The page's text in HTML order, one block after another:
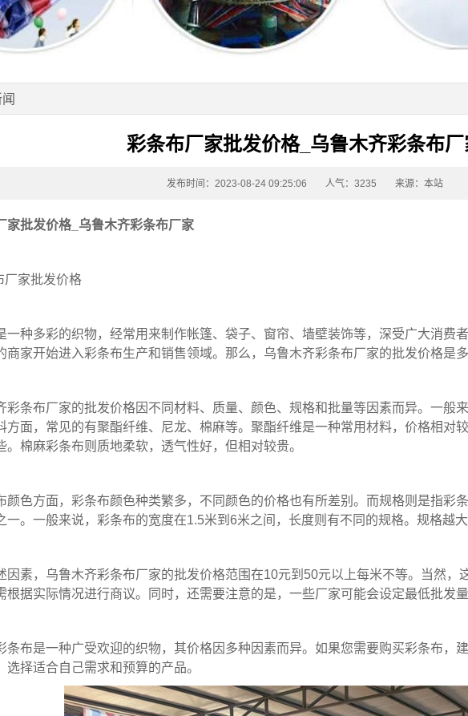
彩条布厂家批发价格_乌鲁木齐彩条布厂
发布时间：2023-08-24 09:25:06 人气：3235 来源：本站
家批发价格_乌鲁木齐彩条布厂家
厂家批发价格
一种多彩的织物，经常用来制作帐篷、袋子、窗帘、墙壁装饰等，深受广大消费
商家开始进入彩条布生产和销售领域。那么，乌鲁木齐彩条布厂家的批发价格是多
彩条布厂家的批发价格因不同材料、质量、颜色、规格和批量等因素而异。一般
方面，常见的有聚酯纤维、尼龙、棉麻等。聚酯纤维是一种常用材料，价格相对
。棉麻彩条布则质地柔软，透气性好，但相对较贵。
颜色方面， 彩条布颜色种类繁多，不同颜色的价格也有所差别。而规格则是指彩
一。一般来说， 彩条布的宽度在1.5米到6米之间，长度则有不同的规格。规格越大
因素，乌鲁木齐彩条布厂家的批发价格范围在10元到50元以上每米不等。当然，
根据实际情况进行商议。同时，还需要注意的是，一些厂家可能会设定最低批发量
条布是一种广受欢迎的织物，其价格因多种因素而异。如果您需要购买彩条布 ，
选择适合自己需求和预算的产品。